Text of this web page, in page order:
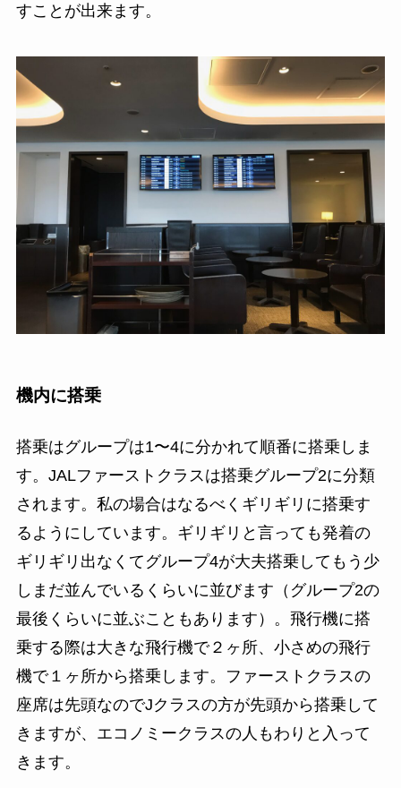
すことが出来ます。
機内に搭乗
搭乗はグループは1〜4に分かれて順番に搭乗しま
す。JALファーストクラスは搭乗グループ2に分類
されます。私の場合はなるべくギリギリに搭乗す
るようにしています。ギリギリと言っても発着の
ギリギリ出なくてグループ4が大夫搭乗してもう少
しまだ並んでいるくらいに並びます（グループ2の
最後くらいに並ぶこともあります）。飛行機に搭
乗する際は大きな飛行機で２ヶ所、小さめの飛行
機で１ヶ所から搭乗します。ファーストクラスの
座席は先頭なのでJクラスの方が先頭から搭乗して
きますが、エコノミークラスの人もわりと入って
きます。